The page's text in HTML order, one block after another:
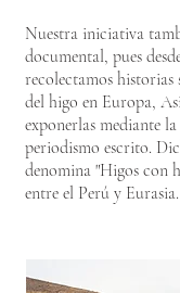
Nuestra iniciativa
documental, pues
recolectamos
del higo en Europa,
exponerlas mediante
periodismo escrito.
denomina "Higos con
entre el Perú y Eurasia.